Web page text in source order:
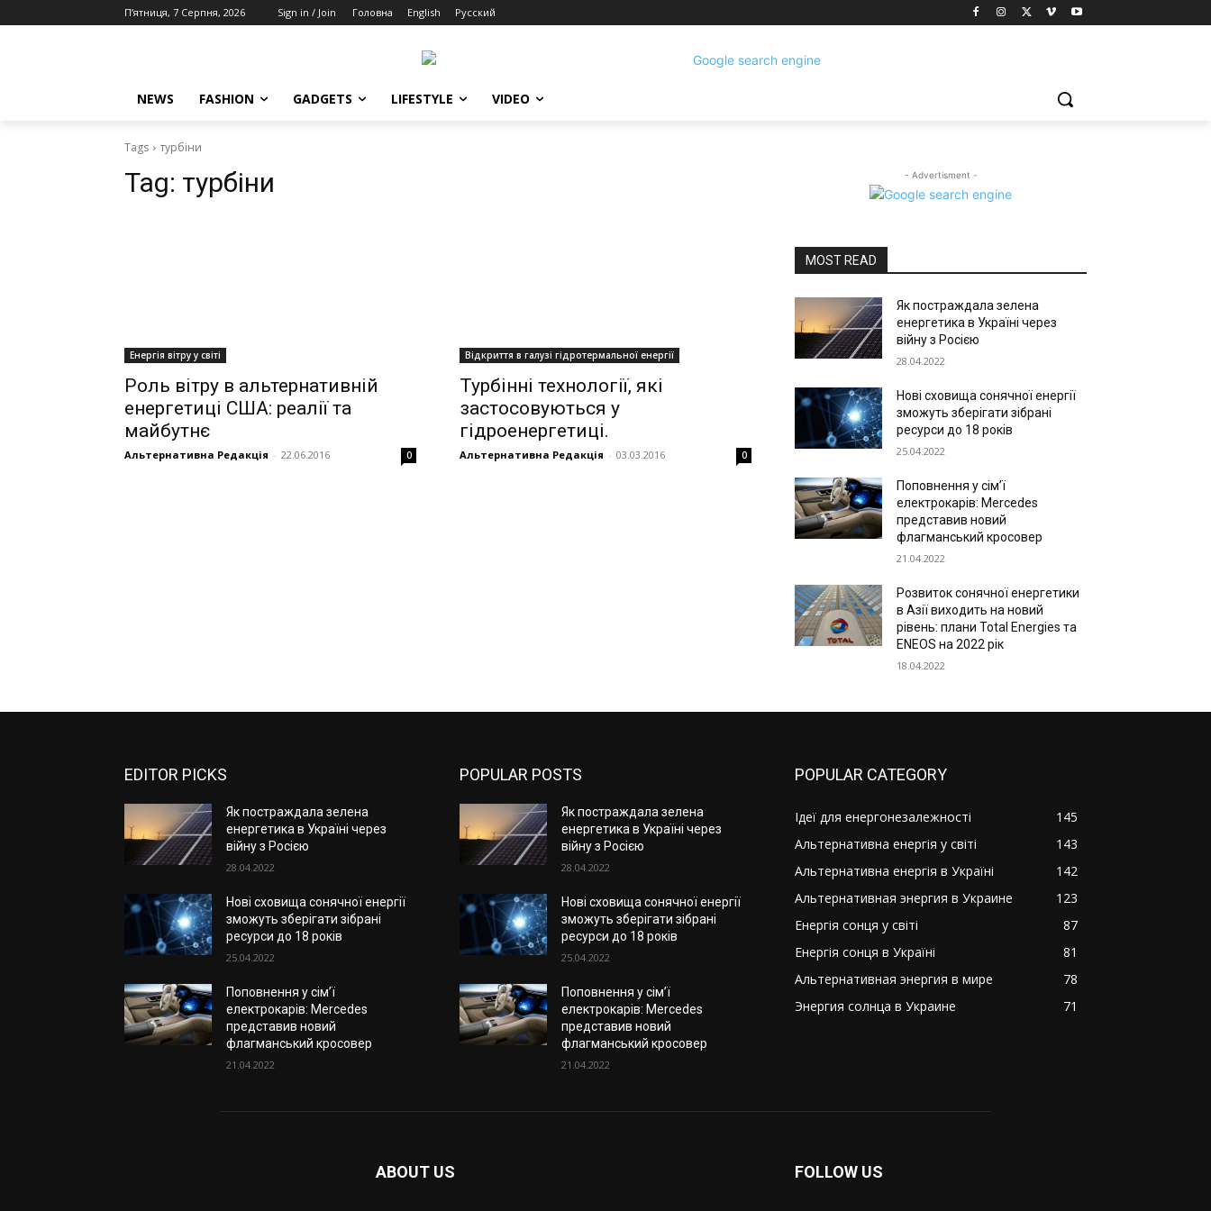
П’ятниця, 7 Серпня, 2026 Sign in / Join Головна English Русский
NEWS FASHION GADGETS LIFESTYLE VIDEO
Tags турбіни
Tag: турбіни
Енергія вітру у світі
Роль вітру в альтернативній
енергетиці США: реалії та
майбутнє
Альтернативна Редакція - 22.06.2016 0
Відкриття в галузі гідротермальної енергії
Турбінні технології, які
застосовуються у
гідроенергетиці.
Альтернативна Редакція - 03.03.2016 0
- Advertisment -
MOST READ
Як постраждала зелена
енергетика в Україні через
війну з Росією
28.04.2022
Нові сховища сонячної енергії
зможуть зберігати зібрані
ресурси до 18 років
25.04.2022
Поповнення у сім’ї
електрокарів: Mercedes
представив новий
флагманський кросовер
21.04.2022
Розвиток сонячної енергетики
в Азії виходить на новий
рівень: плани Total Energies та
ENEOS на 2022 рік
18.04.2022
EDITOR PICKS
Як постраждала зелена
енергетика в Україні через
війну з Росією
28.04.2022
Нові сховища сонячної енергії
зможуть зберігати зібрані
ресурси до 18 років
25.04.2022
Поповнення у сім’ї
електрокарів: Mercedes
представив новий
флагманський кросовер
21.04.2022
POPULAR POSTS
Як постраждала зелена
енергетика в Україні через
війну з Росією
28.04.2022
Нові сховища сонячної енергії
зможуть зберігати зібрані
ресурси до 18 років
25.04.2022
Поповнення у сім’ї
електрокарів: Mercedes
представив новий
флагманський кросовер
21.04.2022
POPULAR CATEGORY
Ідеї для енергонезалежності
145
Альтернативна енергія у світі
143
Альтернативна енергія в Україні
142
Альтернативная энергия в Украине
123
Енергія сонця у світі
87
Енергія сонця в Україні
81
Альтернативная энергия в мире
78
Энергия солнца в Украине
71
ABOUT US FOLLOW US